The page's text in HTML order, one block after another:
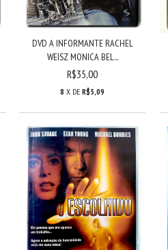
DVD A INFORMANTE RACHEL
WEISZ MONICA BEL...
R$35,00
8 X DER$5,09